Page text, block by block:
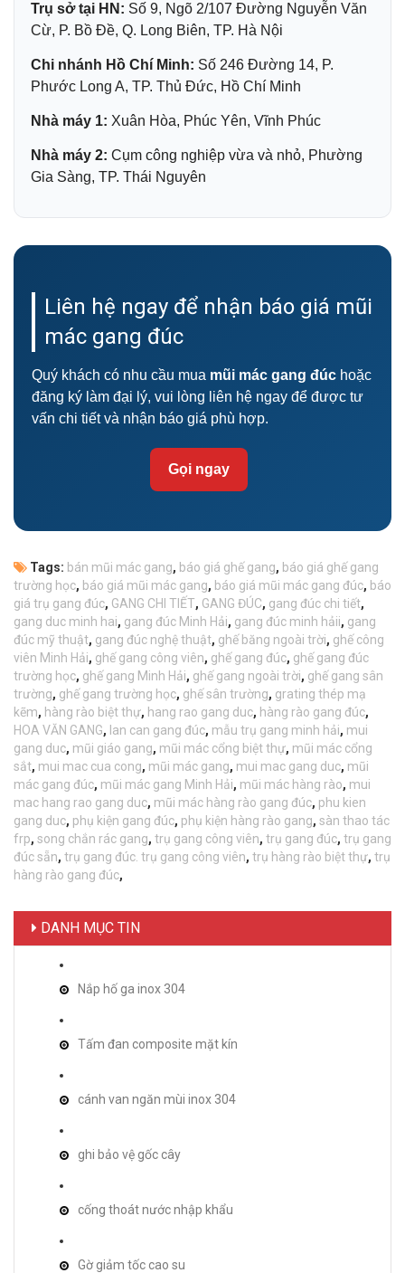
Trụ sở tại HN: Số 9, Ngõ 2/107 Đường Nguyễn Văn
Cừ, P. Bồ Đề, Q. Long Biên, TP. Hà Nội
Chi nhánh Hồ Chí Minh: Số 246 Đường 14, P.
Phước Long A, TP. Thủ Đức, Hồ Chí Minh
Nhà máy 1: Xuân Hòa, Phúc Yên, Vĩnh Phúc
Nhà máy 2: Cụm công nghiệp vừa và nhỏ, Phường
Gia Sàng, TP. Thái Nguyên
Liên hệ ngay để nhận báo giá mũi
mác gang đúc
Quý khách có nhu cầu mua mũi mác gang đúc hoặc
đăng ký làm đại lý, vui lòng liên hệ ngay để được tư
vấn chi tiết và nhận báo giá phù hợp.
Gọi ngay
Tags: bán mũi mác gang, báo giá ghế gang, báo giá ghế gang
trường học, báo giá mũi mác gang, báo giá mũi mác gang đúc, báo
giá trụ gang đúc, GANG CHI TIẾT, GANG ĐÚC, gang đúc chi tiết,
gang duc minh hai, gang đúc Minh Hải, gang đúc minh hảii, gang
đúc mỹ thuật, gang đúc nghệ thuật, ghế băng ngoài trời, ghế công
viên Minh Hải, ghế gang công viên, ghế gang đúc, ghế gang đúc
trường học, ghế gang Minh Hải, ghế gang ngoài trời, ghế gang sân
trường, ghế gang trường học, ghế sân trường, grating thép mạ
kẽm, hàng rào biệt thự, hang rao gang duc, hàng rào gang đúc,
HOA VĂN GANG, lan can gang đúc, mẫu trụ gang minh hải, mui
gang duc, mũi giáo gang, mũi mác cổng biệt thự, mũi mác cổng
sắt, mui mac cua cong, mũi mác gang, mui mac gang duc, mũi
mác gang đúc, mũi mác gang Minh Hải, mũi mác hàng rào, mui
mac hang rao gang duc, mũi mác hàng rào gang đúc, phu kien
gang duc, phụ kiện gang đúc, phụ kiện hàng rào gang, sàn thao tác
frp, song chắn rác gang, trụ gang công viên, trụ gang đúc, trụ gang
đúc sẵn, trụ gang đúc. trụ gang công viên, trụ hàng rào biệt thự, trụ
hàng rào gang đúc,
DANH MỤC TIN
Nắp hố ga inox 304
Tấm đan composite mặt kín
cánh van ngăn mùi inox 304
ghi bảo vệ gốc cây
cống thoát nước nhập khẩu
Gờ giảm tốc cao su